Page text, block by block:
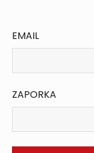
EMAIL
ZAPORKA